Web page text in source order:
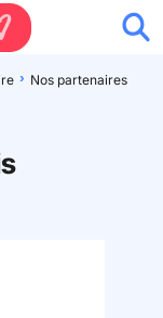
Nos partenaires